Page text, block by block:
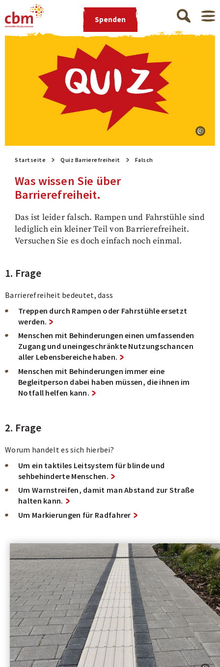
Spenden
Startseite Quiz Barrierefreiheit Falsch
Was wissen Sie über
Barrierefreiheit.
Das ist leider falsch. Rampen und Fahrstühle sind
lediglich ein kleiner Teil von Barrierefreiheit.
Versuchen Sie es doch einfach noch einmal.
1. Frage
Barrierefreiheit bedeutet, dass
Treppen durch Rampen oder Fahrstühle ersetzt
werden.
Menschen mit Behinderungen einen umfassenden
Zugang und uneingeschränkte Nutzungschancen
aller Lebensbereiche haben.
Menschen mit Behinderungen immer eine
Begleitperson dabei haben müssen, die ihnen im
Notfall helfen kann.
2. Frage
Worum handelt es sich hierbei?
Um ein taktiles Leitsystem für blinde und
sehbehinderte Menschen.
Um Warnstreifen, damit man Abstand zur Straße
halten kann.
Um Markierungen für Radfahrer